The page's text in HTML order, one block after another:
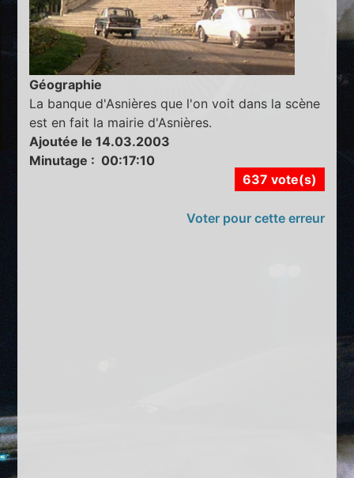
Géographie
La banque d'Asnières que l'on voit dans la scène
est en fait la mairie d'Asnières.
Ajoutée le 14.03.2003
Minutage : 00:17:10
637 vote(s)
Voter pour cette erreur